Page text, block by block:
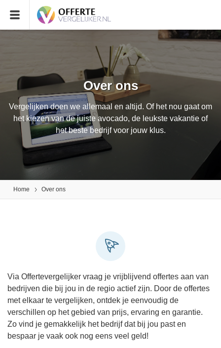
Over ons
Vergelijken doen we allemaal en altijd. Of het nou gaat om
het kiezen van de juiste avocado, de leukste vakantie of
het beste bedrijf voor jouw klus.
Home Over ons
Via Offertevergelijker vraag je vrijblijvend offertes aan van
bedrijven die bij jou in de regio actief zijn. Door de offertes
met elkaar te vergelijken, ontdek je eenvoudig de
verschillen op het gebied van prijs, ervaring en garantie.
Zo vind je gemakkelijk het bedrijf dat bij jou past en
bespaar je vaak ook nog eens veel geld!